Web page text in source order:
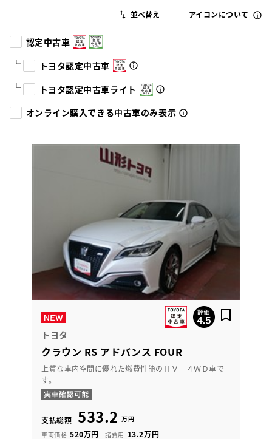
アイコンについて
認定中古車
トヨタ認定中古車
トヨタ認定中古車ライト
オンライン購入できる中古車のみ表示
トヨタ
クラウン RS アドバンス FOUR
上質な車内空間に優れた燃費性能のＨＶ ４ＷＤ車で
す。
支払総額 533.2 万円
車両価格 520万円 諸費用 13.2万円